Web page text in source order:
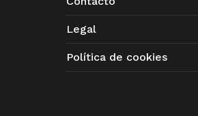
Legal
Política de cookies